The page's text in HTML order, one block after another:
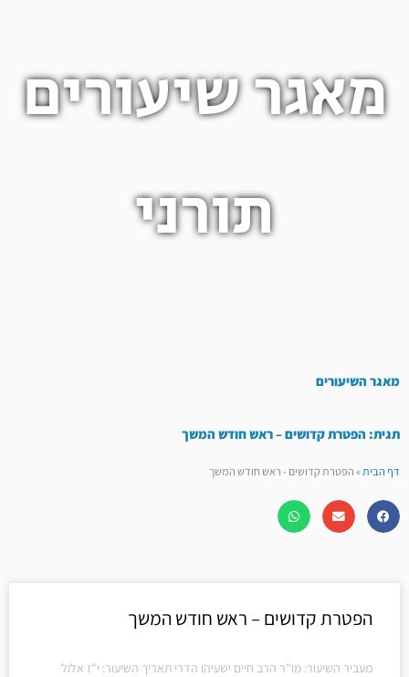
מאגר שיעורים
תורני
מאגר השיעורים
תגית: הפטרת קדושים – ראש חודש המשך
דף הבית»הפטרת קדושים - ראש חודש המשך
הפטרת קדושים – ראש חודש המשך
מעביר השיעור: מו"ר הרב חיים ישעיהו הדרי תאריך השיעור: י"ז אלול